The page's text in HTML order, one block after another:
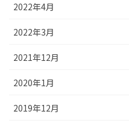
2022年4月
2022年3月
2021年12月
2020年1月
2019年12月